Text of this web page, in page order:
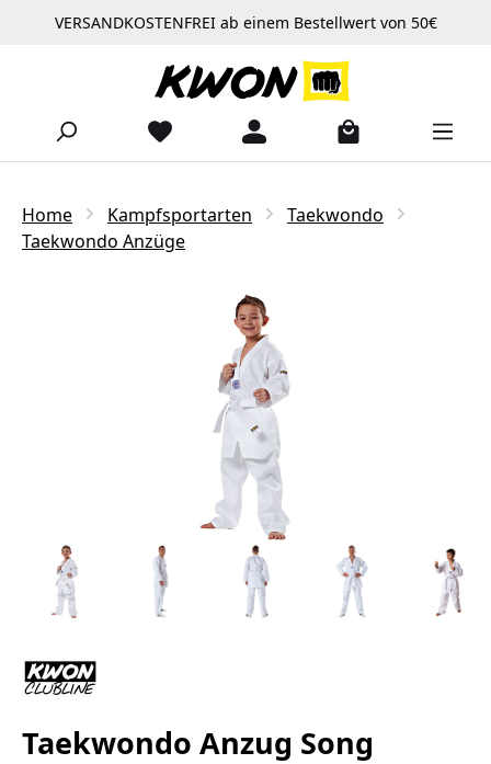
Zum Hauptinhalt springen
VERSANDKOSTENFREI ab einem Bestellwert von 50€
Home Kampfsportarten
Taekwondo
Taekwondo Anzüge
Taekwondo Anzug Song